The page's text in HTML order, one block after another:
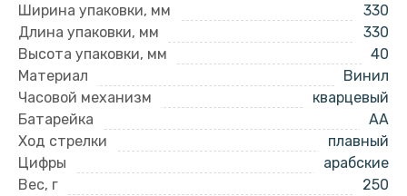
Ширина упаковки, мм
330
Длина упаковки, мм
330
Высота упаковки, мм
40
Материал
Винил
Часовой механизм
кварцевый
Батарейка
AA
Ход стрелки
плавный
Цифры
арабские
Вес, г
250